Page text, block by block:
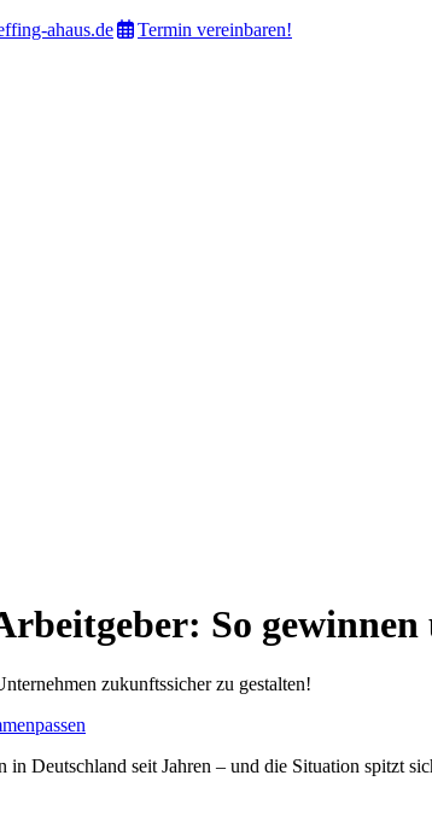
ahaus.de
Termin vereinbaren!
So gewinnen
zukunftssicher zu gestalten!
Deutschland seit Jahren – und die Situation spitzt